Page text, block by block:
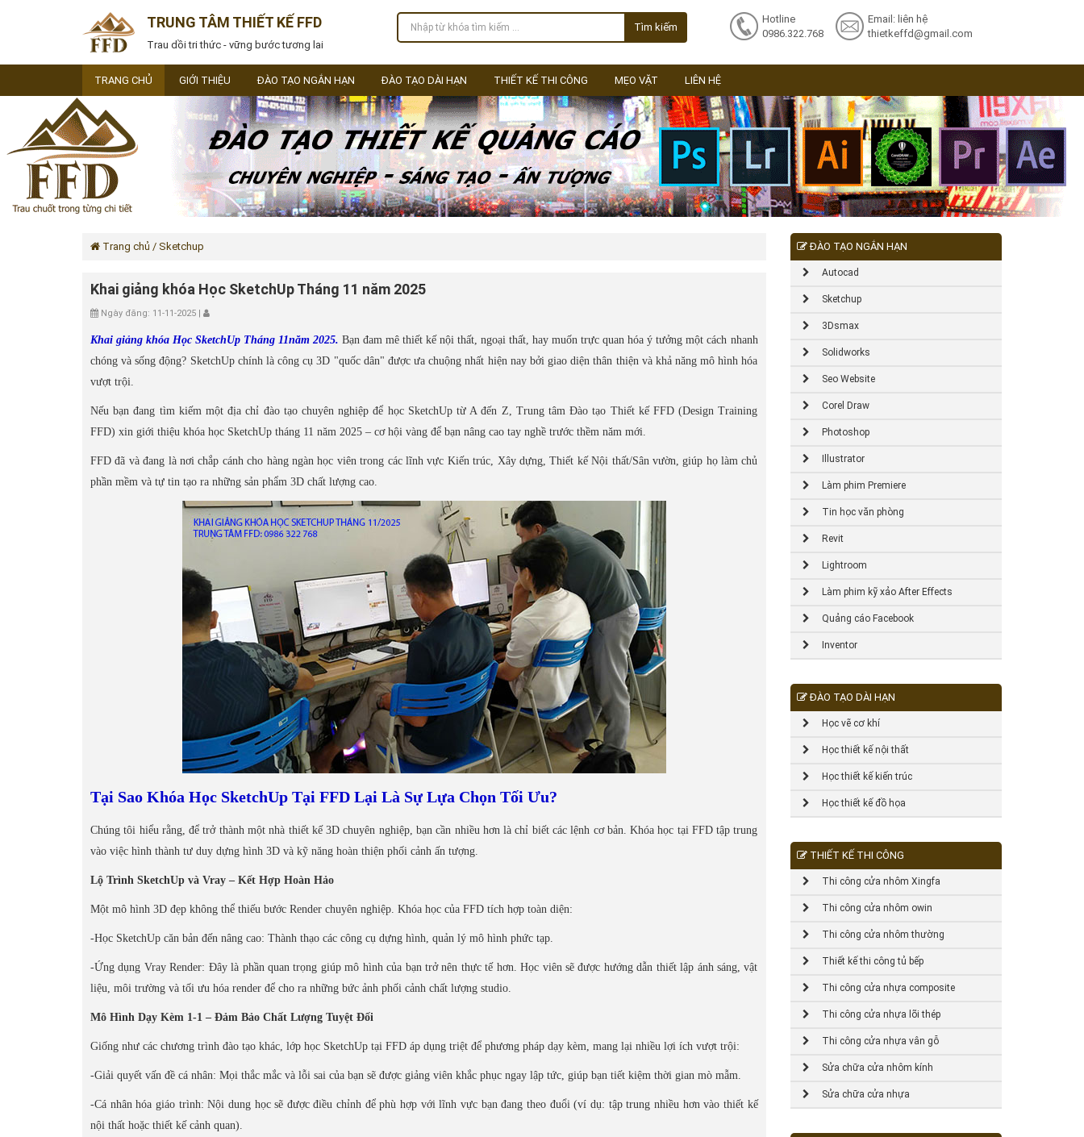
TRUNG TÂM THIẾT KẾ FFD
Trau dồi tri thức - vững bước tương lai
Tìm kiếm
Email: liên hệ
thietkeffd@gmail.com
Hotline
0986.322.768
TRANG CHỦ GIỚI THIỆU ĐÀO TẠO NGẮN HẠN ĐÀO TẠO DÀI HẠN THIẾT KẾ THI CÔNG MẸO VẶT LIÊN HỆ
Trang chủ / Sketchup
Khai giảng khóa Học SketchUp Tháng 11 năm 2025
Ngày đăng: 11-11-2025 |
Khai giảng khóa Học SketchUp Tháng 11năm 2025. Bạn đam mê thiết kế nội thất, ngoại thất, hay muốn trực quan hóa ý tưởng một cách nhanh
chóng và sống động? SketchUp chính là công cụ 3D "quốc dân" được ưa chuộng nhất hiện nay bởi giao diện thân thiện và khả năng mô hình hóa
vượt trội.
Nếu bạn đang tìm kiếm một địa chỉ đào tạo chuyên nghiệp để học SketchUp từ A đến Z, Trung tâm Đào tạo Thiết kế FFD (Design Training
FFD) xin giới thiệu khóa học SketchUp tháng 11 năm 2025 – cơ hội vàng để bạn nâng cao tay nghề trước thềm năm mới.
FFD đã và đang là nơi chắp cánh cho hàng ngàn học viên trong các lĩnh vực Kiến trúc, Xây dựng, Thiết kế Nội thất/Sân vườn, giúp họ làm chủ
phần mềm và tự tin tạo ra những sản phẩm 3D chất lượng cao.
Tại Sao Khóa Học SketchUp Tại FFD Lại Là Sự Lựa Chọn Tối Ưu?
Chúng tôi hiểu rằng, để trở thành một nhà thiết kế 3D chuyên nghiệp, bạn cần nhiều hơn là chỉ biết các lệnh cơ bản. Khóa học tại FFD tập trung
vào việc hình thành tư duy dựng hình 3D và kỹ năng hoàn thiện phối cảnh ấn tượng.
Lộ Trình SketchUp và Vray – Kết Hợp Hoàn Hảo
Một mô hình 3D đẹp không thể thiếu bước Render chuyên nghiệp. Khóa học của FFD tích hợp toàn diện:
-Học SketchUp căn bản đến nâng cao: Thành thạo các công cụ dựng hình, quản lý mô hình phức tạp.
-Ứng dụng Vray Render: Đây là phần quan trọng giúp mô hình của bạn trở nên thực tế hơn. Học viên sẽ được hướng dẫn thiết lập ánh sáng, vật
liệu, môi trường và tối ưu hóa render để cho ra những bức ảnh phối cảnh chất lượng studio.
Mô Hình Dạy Kèm 1-1 – Đảm Bảo Chất Lượng Tuyệt Đối
Giống như các chương trình đào tạo khác, lớp học SketchUp tại FFD áp dụng triệt để phương pháp dạy kèm, mang lại nhiều lợi ích vượt trội:
-Giải quyết vấn đề cá nhân: Mọi thắc mắc và lỗi sai của bạn sẽ được giảng viên khắc phục ngay lập tức, giúp bạn tiết kiệm thời gian mò mẫm.
-Cá nhân hóa giáo trình: Nội dung học sẽ được điều chỉnh để phù hợp với lĩnh vực bạn đang theo đuổi (ví dụ: tập trung nhiều hơn vào thiết kế
nội thất hoặc thiết kế cảnh quan).
ĐÀO TẠO NGẮN HẠN
Autocad
Sketchup
3Dsmax
Solidworks
Seo Website
Corel Draw
Photoshop
Illustrator
Làm phim Premiere
Tin học văn phòng
Revit
Lightroom
Làm phim kỹ xảo After Effects
Quảng cáo Facebook
Inventor
ĐÀO TẠO DÀI HẠN
Học vẽ cơ khí
Học thiết kế nội thất
Học thiết kế kiến trúc
Học thiết kế đồ họa
THIẾT KẾ THI CÔNG
Thi công cửa nhôm Xingfa
Thi công cửa nhôm owin
Thi công cửa nhôm thường
Thiết kế thi công tủ bếp
Thi công cửa nhựa composite
Thi công cửa nhựa lõi thép
Thi công cửa nhựa vân gỗ
Sửa chữa cửa nhôm kính
Sửa chữa cửa nhựa